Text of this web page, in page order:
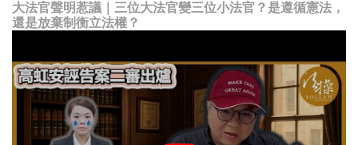
大法官聲明惹議｜三位大法官變三位小法官？是遵循憲法，
還是放棄制衡立法權？